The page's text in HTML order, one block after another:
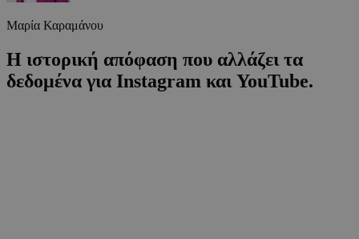
Μαρία Καραμάνου
Η ιστορική απόφαση που αλλάζει τα
δεδομένα για Instagram και YouTube.